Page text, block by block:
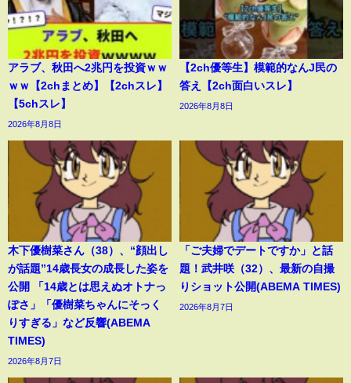
アラブ、秋田へ2兆円を投資ｗｗ
ｗｗ【2chまとめ】【2chスレ】
【5chスレ】
2026年8月8日
【2ch優等生】模範的なんJ民の
答え【2ch面白いスレ】
2026年8月8日
木下優樹菜さん（38）、“顔出し
が話題”14歳長女の成長した姿を
公開 「14歳とは思えぬオトナっ
ぽさ」「優樹菜ちゃんにそっく
りすぎる」など反響(ABEMA
TIMES)
2026年8月7日
「ご夫婦でデートですか」と話
題！武井咲（32）、最新の自撮
りショット公開(ABEMA TIMES)
2026年8月7日